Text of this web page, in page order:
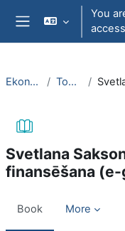
Skip to main content
You
access
EkonT000 Topic 27
Svetlana
finansēšana (e-
Book More